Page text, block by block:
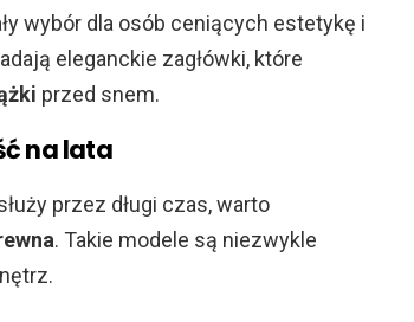
wybór dla osób ceniących estetykę i
eleganckie zagłówki, które
przed snem.
na lata
przez długi czas, warto
. Takie modele są niezwykle